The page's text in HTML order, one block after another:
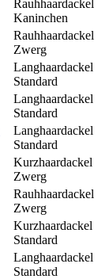
Rauhhaardackel
Kaninchen
Rauhhaardackel
Zwerg
Langhaardackel
Standard
Langhaardackel
Standard
Langhaardackel
Standard
Kurzhaardackel
Zwerg
Rauhhaardackel
Zwerg
Kurzhaardackel
Standard
Langhaardackel
Standard